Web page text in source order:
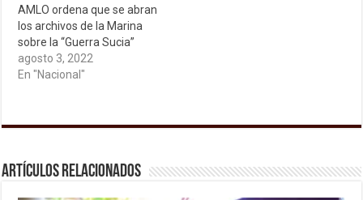
AMLO ordena que se abran
los archivos de la Marina
sobre la “Guerra Sucia”
agosto 3, 2022
En "Nacional"
Artículos relacionados